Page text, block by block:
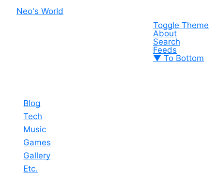
Neo's World
Toggle Theme
About
Search
Feeds
▼ To Bottom
Blog
Tech
Music
Games
Gallery
Etc.